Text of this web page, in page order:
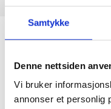
Samtykke
Denne nettsiden
Vi bruker
annonser et personlig